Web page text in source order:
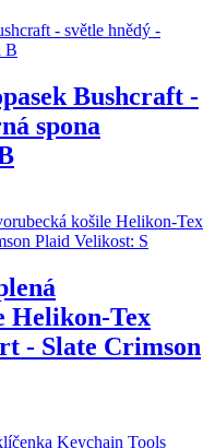
Bushcraft -
spona
Helikon-Tex
- Slate Crimson